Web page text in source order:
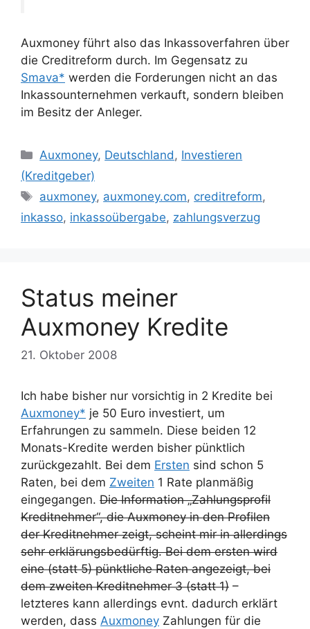
Auxmoney führt also das Inkassoverfahren über
die Creditreform durch. Im Gegensatz zu
Smava* werden die Forderungen nicht an das
Inkassounternehmen verkauft, sondern bleiben
im Besitz der Anleger.
Kategorien
Auxmoney, Deutschland , Investieren
(Kreditgeber)
Schlagwörter
auxmoney, auxmoney.com, creditreform,
inkasso, inkassoübergabe, zahlungsverzug
Status meiner
Auxmoney Kredite
21. Oktober 2008
Ich habe bisher nur vorsichtig in 2 Kredite bei
Auxmoney* je 50 Euro investiert, um
Erfahrungen zu sammeln. Diese beiden 12
Monats-Kredite werden bisher pünktlich
zurückgezahlt. Bei dem Ersten sind schon 5
Raten, bei dem Zweiten 1 Rate planmäßig
eingegangen. Die Information „Zahlungsprofil
Kreditnehmer“, die Auxmoney in den Profilen
der Kreditnehmer zeigt, scheint mir in allerdings
sehr erklärungsbedürftig. Bei dem ersten wird
eine (statt 5) pünktliche Raten angezeigt, bei
dem zweiten Kreditnehmer 3 (statt 1) –
letzteres kann allerdings evnt. dadurch erklärt
werden, dass Auxmoney Zahlungen für die